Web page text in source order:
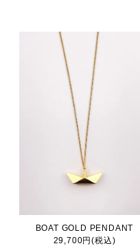
BOAT GOLD PENDANT
29,700円(税込)